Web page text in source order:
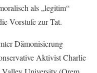
als „legitim“
Vorstufe zur Tat.
Dämonisierung
Aktivist Charlie